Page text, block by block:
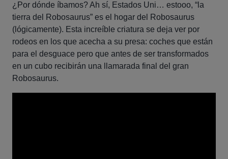
¿Por dónde íbamos? Ah sí, Estados Uni… estooo, “la
tierra del Robosaurus” es el hogar del Robosaurus
(lógicamente). Esta increíble criatura se deja ver por
rodeos en los que acecha a su presa: coches que están
para el desguace pero que antes de ser transformados
en un cubo recibirán una llamarada final del gran
Robosaurus.